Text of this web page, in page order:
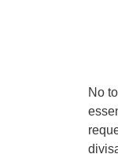
Sobre o
Política de
Fale com
No